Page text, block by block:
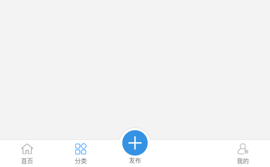
首页 分类 发布 我的